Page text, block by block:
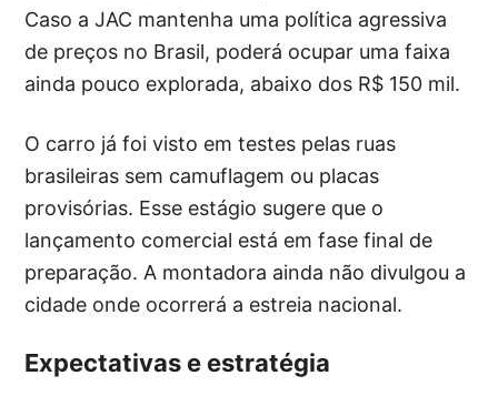
Caso a JAC mantenha uma política agressiva
de preços no Brasil, poderá ocupar uma faixa
ainda pouco explorada, abaixo dos R$ 150 mil.
O carro já foi visto em testes pelas ruas
brasileiras sem camuflagem ou placas
provisórias. Esse estágio sugere que o
lançamento comercial está em fase final de
preparação. A montadora ainda não divulgou a
cidade onde ocorrerá a estreia nacional.
Expectativas e estratégia